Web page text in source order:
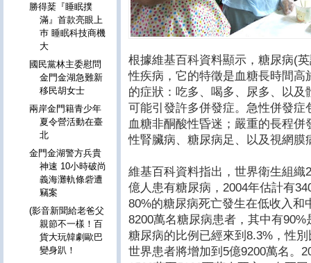
根據維基百科資料顯示，糖尿病(
性疾病，它的特徵是血糖長時間
的症狀：吃多、喝多、尿多、以
可能引發許多併發症。急性併發
血糖非酮酸性昏迷；嚴重的長程
性腎臟病、糖尿病足、以及視網膜
維基百科資料指出，世界衛生組織
億人患有糖尿病，2004年估計有
80%的糖尿病死亡發生在低收入和
8200萬名糖尿病患者，其中有
糖尿病的比例已經來到8.3%，性
世界患者將增加到5億9200萬名。
勝得棻『睡眠撲
滿』首款亮眼上
巿 睡眠科技商機
大
國民黨林主委慰問
金門金湖急難新
移民胡女士
兩岸金門籍青少年
夏令營活動在臺
北
金門金湖警方兵貴
神速 10小時破尚
義海灘軌條砦遭
竊案
(影音新聞給老爸父
親節不一樣！百
貨大玩韓劇歐巴
變身趴！